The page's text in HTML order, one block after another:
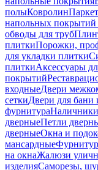
полыКовролинПаркет
напольных покрытий
обводы для труб
плиткиПорожки,
для укладки плитки
плиткиАксессуары
покрытий
входныеДвери
сеткиДвери для бани
фурнитура
дверныеПетли
дверныеОкна и
мансардные
на окнаЖалюзи
изделияСаморезы,